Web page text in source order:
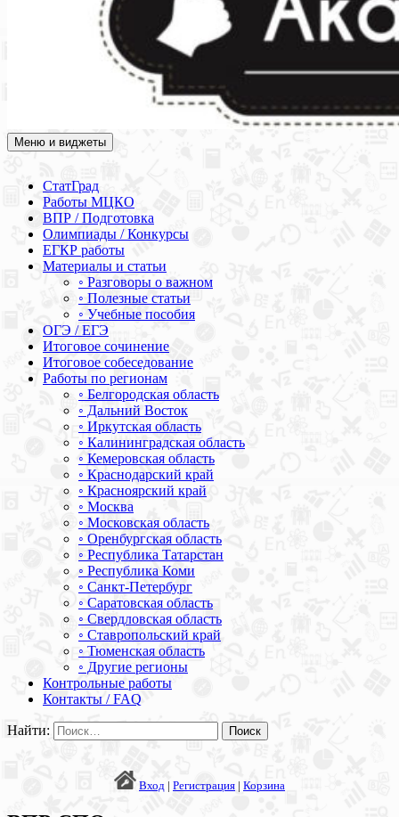
Академия СОВА
Подготовка к ЕГЭ, ОГЭ, ВПР, МЦКО, СтатГрад, КДР, ВОШ,
Меню и виджеты
СтатГрад
Работы МЦКО
ВПР / Подготовка
Олимпиады / Конкурсы
ЕГКР работы
Материалы и статьи
◦ Разговоры о важном
◦ Полезные статьи
◦ Учебные пособия
ОГЭ / ЕГЭ
Итоговое сочинение
Итоговое собеседование
Работы по регионам
◦ Белгородская область
◦ Дальний Восток
◦ Иркутская область
◦ Калининградская область
◦ Кемеровская область
◦ Краснодарский край
◦ Красноярский край
◦ Москва
◦ Московская область
◦ Оренбургская область
◦ Республика Татарстан
◦ Республика Коми
◦ Санкт-Петербург
◦ Саратовская область
◦ Свердловская область
◦ Ставропольский край
◦ Тюменская область
◦ Другие регионы
Контрольные работы
Контакты / FAQ
Найти:
Вход | Регистрация | Корзина